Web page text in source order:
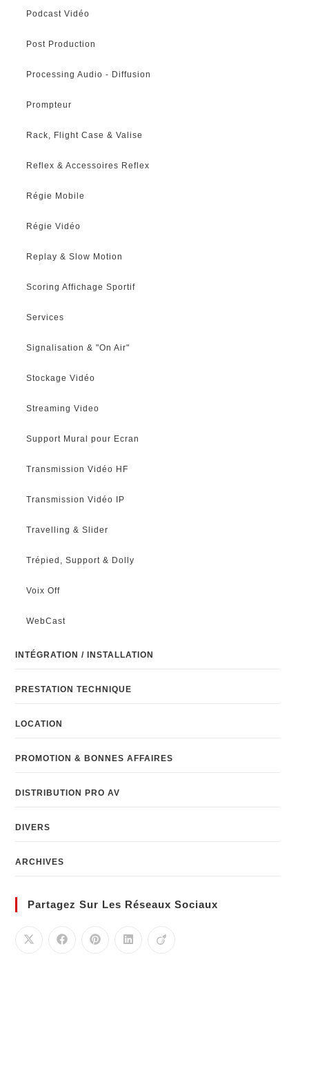
Podcast Vidéo
Post Production
Processing Audio - Diffusion
Prompteur
Rack, Flight Case & Valise
Reflex & Accessoires Reflex
Régie Mobile
Régie Vidéo
Replay & Slow Motion
Scoring Affichage Sportif
Services
Signalisation & "On Air"
Stockage Vidéo
Streaming Video
Support Mural pour Ecran
Transmission Vidéo HF
Transmission Vidéo IP
Travelling & Slider
Trépied, Support & Dolly
Voix Off
WebCast
INTÉGRATION / INSTALLATION
PRESTATION TECHNIQUE
LOCATION
PROMOTION & BONNES AFFAIRES
DISTRIBUTION PRO AV
DIVERS
ARCHIVES
Partagez Sur Les Réseaux Sociaux